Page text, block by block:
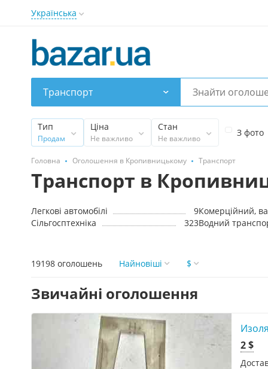
Українська
Транспорт
Тип
Продам
Ціна
Не важливо
Стан
Не важливо
З фото
Головна Оголошення в Кропивницькому Транспорт
Транспорт в
Легкові автомобілі
9
Сільгосптехніка
323Водний
19198 оголошень Найновіші $
Звичайні оголошення
2 $